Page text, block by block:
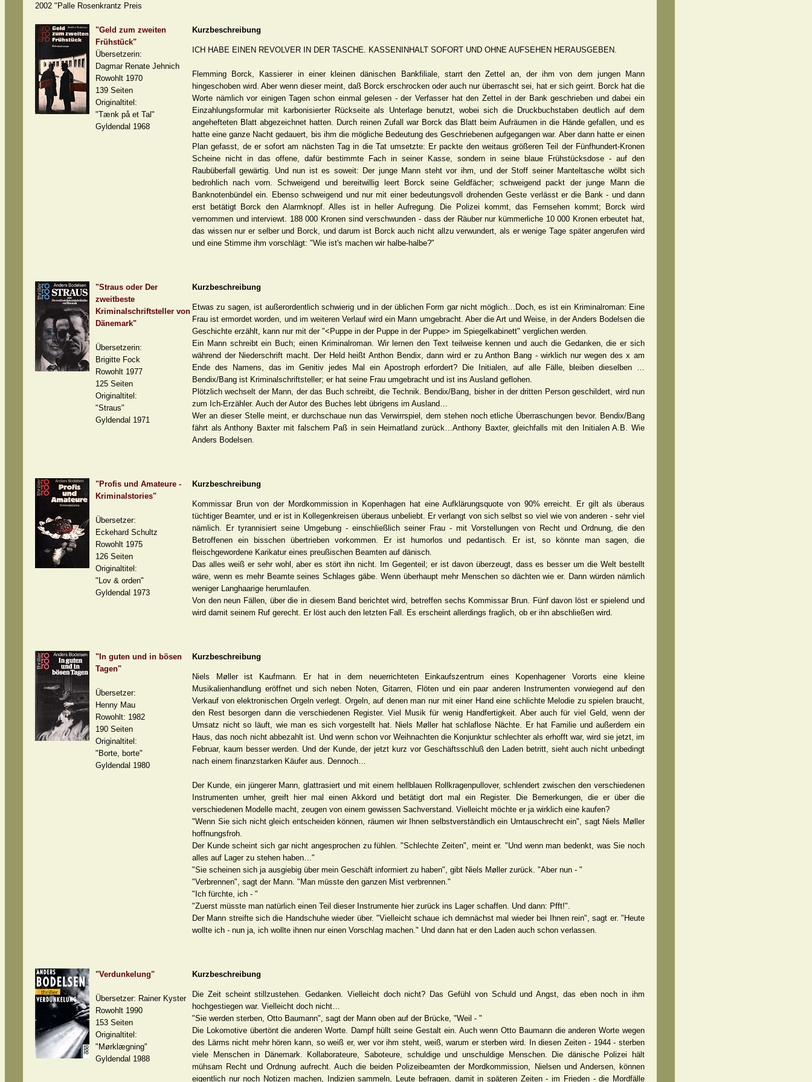
2002 "Palle Rosenkrantz Preis
"Geld zum zweiten
Frühstück"
Übersetzerin:
Dagmar Renate Jehnich
Rowohlt 1970
139 Seiten
Originaltitel:
"Tænk på et Tal"
Gyldendal 1968
Kurzbeschreibung
ICH HABE EINEN REVOLVER IN DER TASCHE. KASSENINHALT SOFORT UND OHNE AUFSEHEN HERAUSGEBEN.
Flemming Borck, Kassierer in einer kleinen dänischen Bankfiliale, starrt den Zettel an, der ihm von dem jungen Mann
hingeschoben wird. Aber wenn dieser meint, daß Borck erschrocken oder auch nur überrascht sei, hat er sich geirrt. Borck hat die
Worte nämlich vor einigen Tagen schon einmal gelesen - der Verfasser hat den Zettel in der Bank geschrieben und dabei ein
Einzahlungsformular mit karbonisierter Rückseite als Unterlage benutzt, wobei sich die Druckbuchstaben deutlich auf dem
angehefteten Blatt abgezeichnet hatten. Durch reinen Zufall war Borck das Blatt beim Aufräumen in die Hände gefallen, und es
hatte eine ganze Nacht gedauert, bis ihm die mögliche Bedeutung des Geschriebenen aufgegangen war. Aber dann hatte er einen
Plan gefasst, de er sofort am nächsten Tag in die Tat umsetzte: Er packte den weitaus größeren Teil der Fünfhundert-Kronen
Scheine nicht in das offene, dafür bestimmte Fach in seiner Kasse, sondern in seine blaue Frühstücksdose - auf den
Raubüberfall gewärtig. Und nun ist es soweit: Der junge Mann steht vor ihm, und der Stoff seiner Manteltasche wölbt sich
bedrohlich nach vorn. Schweigend und bereitwillig leert Borck seine Geldfächer; schweigend packt der junge Mann die
Banknotenbündel ein. Ebenso schweigend und nur mit einer bedeutungsvoll drohenden Geste verlässt er die Bank - und dann
erst betätigt Borck den Alarmknopf. Alles ist in heller Aufregung. Die Polizei kommt, das Fernsehen kommt; Borck wird
vernommen und interviewt. 188 000 Kronen sind verschwunden - dass der Räuber nur kümmerliche 10 000 Kronen erbeutet hat,
das wissen nur er selber und Borck, und darum ist Borck auch nicht allzu verwundert, als er wenige Tage später angerufen wird
und eine Stimme ihm vorschlägt: "Wie ist's machen wir halbe-halbe?"
"Straus oder Der
zweitbeste
Kriminalschriftsteller von
Dänemark"
Übersetzerin:
Brigitte Fock
Rowohlt 1977
125 Seiten
Originaltitel:
"Straus"
Gyldendal 1971
Kurzbeschreibung
Etwas zu sagen, ist außerordentlich schwierig und in der üblichen Form gar nicht möglich…Doch, es ist ein Kriminalroman: Eine
Frau ist ermordet worden, und im weiteren Verlauf wird ein Mann umgebracht. Aber die Art und Weise, in der Anders Bodelsen die
Geschichte erzählt, kann nur mit der "<Puppe in der Puppe in der Puppe> im Spiegelkabinett" verglichen werden.
Ein Mann schreibt ein Buch; einen Kriminalroman. Wir lernen den Text teilweise kennen und auch die Gedanken, die er sich
während der Niederschrift macht. Der Held heißt Anthon Bendix, dann wird er zu Anthon Bang - wirklich nur wegen des x am
Ende des Namens, das im Genitiv jedes Mal ein Apostroph erfordert? Die Initialen, auf alle Fälle, bleiben dieselben …
Bendix/Bang ist Kriminalschriftsteller; er hat seine Frau umgebracht und ist ins Ausland geflohen.
Plötzlich wechselt der Mann, der das Buch schreibt, die Technik. Bendix/Bang, bisher in der dritten Person geschildert, wird nun
zum Ich-Erzähler. Auch der Autor des Buches lebt übrigens im Ausland…
Wer an dieser Stelle meint, er durchschaue nun das Verwirrspiel, dem stehen noch etliche Überraschungen bevor. Bendix/Bang
fährt als Anthony Baxter mit falschem Paß in sein Heimatland zurück…Anthony Baxter, gleichfalls mit den Initialen A.B. Wie
Anders Bodelsen.
"Profis und Amateure -
Kriminalstories"
Übersetzer:
Eckehard Schultz
Rowohlt 1975
126 Seiten
Originaltitel:
"Lov & orden"
Gyldendal 1973
Kurzbeschreibung
Kommissar Brun von der Mordkommission in Kopenhagen hat eine Aufklärungsquote von 90% erreicht. Er gilt als überaus
tüchtiger Beamter, und er ist in Kollegenkreisen überaus unbeliebt. Er verlangt von sich selbst so viel wie von anderen - sehr viel
nämlich. Er tyrannisiert seine Umgebung - einschließlich seiner Frau - mit Vorstellungen von Recht und Ordnung, die den
Betroffenen ein bisschen übertrieben vorkommen. Er ist humorlos und pedantisch. Er ist, so könnte man sagen, die
fleischgewordene Karikatur eines preußischen Beamten auf dänisch.
Das alles weiß er sehr wohl, aber es stört ihn nicht. Im Gegenteil; er ist davon überzeugt, dass es besser um die Welt bestellt
wäre, wenn es mehr Beamte seines Schlages gäbe. Wenn überhaupt mehr Menschen so dächten wie er. Dann würden nämlich
weniger Langhaarige herumlaufen.
Von den neun Fällen, über die in diesem Band berichtet wird, betreffen sechs Kommissar Brun. Fünf davon löst er spielend und
wird damit seinem Ruf gerecht. Er löst auch den letzten Fall. Es erscheint allerdings fraglich, ob er ihn abschließen wird.
"In guten und in bösen
Tagen"
Übersetzer:
Henny Mau
Rowohlt: 1982
190 Seiten
Originaltitel:
"Borte, borte"
Gyldendal 1980
Kurzbeschreibung
Niels Møller ist Kaufmann. Er hat in dem neuerrichteten Einkaufszentrum eines Kopenhagener Vororts eine kleine
Musikalienhandlung eröffnet und sich neben Noten, Gitarren, Flöten und ein paar anderen Instrumenten vorwiegend auf den
Verkauf von elektronischen Orgeln verlegt. Orgeln, auf denen man nur mit einer Hand eine schlichte Melodie zu spielen braucht,
den Rest besorgen dann die verschiedenen Register. Viel Musik für wenig Handfertigkeit. Aber auch für viel Geld, wenn der
Umsatz nicht so läuft, wie man es sich vorgestellt hat. Niels Møller hat schlaflose Nächte. Er hat Familie und außerdem ein
Haus, das noch nicht abbezahlt ist. Und wenn schon vor Weihnachten die Konjunktur schlechter als erhofft war, wird sie jetzt, im
Februar, kaum besser werden. Und der Kunde, der jetzt kurz vor Geschäftsschluß den Laden betritt, sieht auch nicht unbedingt
nach einem finanzstarken Käufer aus. Dennoch…
Der Kunde, ein jüngerer Mann, glattrasiert und mit einem hellblauen Rollkragenpullover, schlendert zwischen den verschiedenen
Instrumenten umher, greift hier mal einen Akkord und betätigt dort mal ein Register. Die Bemerkungen, die er über die
verschiedenen Modelle macht, zeugen von einem gewissen Sachverstand. Vielleicht möchte er ja wirklich eine kaufen?
"Wenn Sie sich nicht gleich entscheiden können, räumen wir Ihnen selbstverständlich ein Umtauschrecht ein", sagt Niels Møller
hoffnungsfroh.
Der Kunde scheint sich gar nicht angesprochen zu fühlen. "Schlechte Zeiten", meint er. "Und wenn man bedenkt, was Sie noch
alles auf Lager zu stehen haben…"
"Sie scheinen sich ja ausgiebig über mein Geschäft informiert zu haben", gibt Niels Møller zurück. "Aber nun - "
"Verbrennen", sagt der Mann. "Man müsste den ganzen Mist verbrennen."
"Ich fürchte, ich - "
"Zuerst müsste man natürlich einen Teil dieser Instrumente hier zurück ins Lager schaffen. Und dann: Pfft!".
Der Mann streifte sich die Handschuhe wieder über. "Vielleicht schaue ich demnächst mal wieder bei Ihnen rein", sagt er. "Heute
wollte ich - nun ja, ich wollte ihnen nur einen Vorschlag machen." Und dann hat er den Laden auch schon verlassen.
"Verdunkelung"
Übersetzer: Rainer Kyster
Rowohlt 1990
153 Seiten
Originaltitel:
"Mørklægning"
Gyldendal 1988
Kurzbeschreibung
Die Zeit scheint stillzustehen. Gedanken. Vielleicht doch nicht? Das Gefühl von Schuld und Angst, das eben noch in ihm
hochgestiegen war. Vielleicht doch nicht…
"Sie werden sterben, Otto Baumann", sagt der Mann oben auf der Brücke, "Weil - "
Die Lokomotive übertönt die anderen Worte. Dampf hüllt seine Gestalt ein. Auch wenn Otto Baumann die anderen Worte wegen
des Lärms nicht mehr hören kann, so weiß er, wer vor ihm steht, weiß, warum er sterben wird. In diesen Zeiten - 1944 - sterben
viele Menschen in Dänemark. Kollaborateure, Saboteure, schuldige und unschuldige Menschen. Die dänische Polizei hält
mühsam Recht und Ordnung aufrecht. Auch die beiden Polizeibeamten der Mordkommission, Nielsen und Andersen, können
eigentlich nur noch Notizen machen, Indizien sammeln, Leute befragen, damit in späteren Zeiten - im Frieden - die Mordfälle